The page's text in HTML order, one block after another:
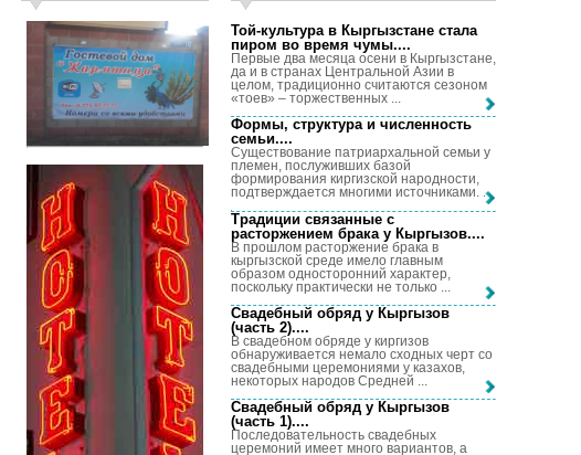
Той-культура в Кыргызстане стала
пиром во время чумы....
Первые два месяца осени в Кыргызстане,
да и в странах Центральной Азии в
целом, традиционно считаются сезоном
«тоев» – торжественных ...
Формы, структура и численность
семьи....
Существование патриархальной семьи у
племен, послуживших базой
формирования киргизской народности,
подтверждается многими источниками. ...
Традиции связанные с
расторжением брака у Кыргызов....
В прошлом расторжение брака в
кыргызской среде имело главным
образом односторонний характер,
поскольку практически не только ...
Свадебный обряд у Кыргызов
(часть 2)....
В свадебном обряде у киргизов
обнаруживается немало сходных черт со
свадебными церемониями у казахов,
некоторых народов Средней ...
Свадебный обряд у Кыргызов
(часть 1)....
Последовательность свадебных
церемоний имеет много вариантов, а